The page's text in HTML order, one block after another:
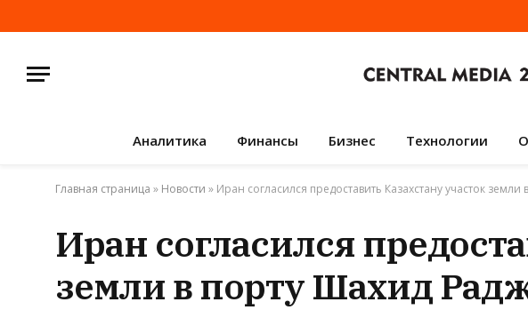
Аналитика Финансы Бизнес Технологии
Главная страница » Новости » Иран согласился предоставить Казахстану участок
Иран согласился
земли в порту Шахид